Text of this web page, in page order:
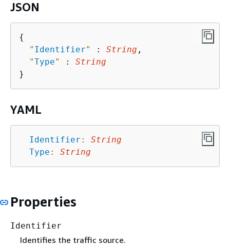
JSON
{
" Identifier" : String ,
"Type" : String
YAML
Identifier :
String
Type : String
Properties
Identifier
Identifies the traffic source.